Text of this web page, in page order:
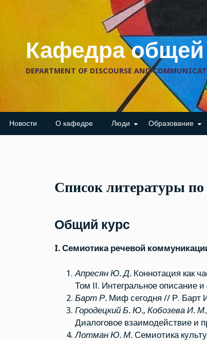
Кафедра общей
DEPARTMENT OF DISCOURSE AND
Новости О кафедре Люди Образование
Список литературы по
Общий курс
I. Семиотика речевой
Апресян Ю. Д.Коннотация как
Том ІІ. Интегральное описание
Барт Р.Миф сегодня // Р. Барт
Городецкий Б. Ю., Кобозева И.
Диалоговое взаимодействие и
Лотман Ю. М.Семиотика